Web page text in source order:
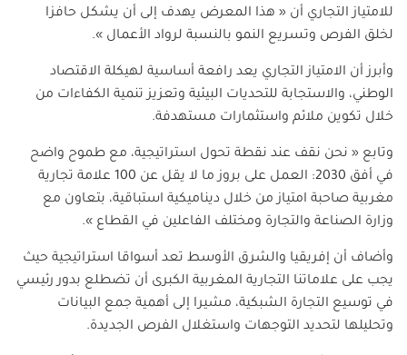
للامتياز التجاري أن « هذا المعرض يهدف إلى أن يشكل حافزا
لخلق الفرص وتسريع النمو بالنسبة لرواد الأعمال ».
وأبرز أن الامتياز التجاري يعد رافعة أساسية لهيكلة الاقتصاد
الوطني، والاستجابة للتحديات البيئية وتعزيز تنمية الكفاءات من
خلال تكوين ملائم واستثمارات مستهدفة.
وتابع « نحن نقف عند نقطة تحول استراتيجية، مع طموح واضح
في أفق 2030: العمل على بروز ما لا يقل عن 100 علامة تجارية
مغربية صاحبة امتياز من خلال ديناميكية استباقية، بتعاون مع
وزارة الصناعة والتجارة ومختلف الفاعلين في القطاع ».
وأضاف أن إفريقيا والشرق الأوسط تعد أسواقا استراتيجية حيث
يجب على علاماتنا التجارية المغربية الكبرى أن تضطلع بدور رئيسي
في توسيع التجارة الشبكية، مشيرا إلى أهمية جمع البيانات
وتحليلها لتحديد التوجهات واستغلال الفرص الجديدة.